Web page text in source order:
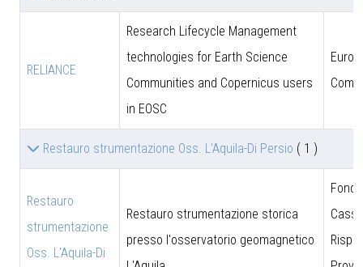
RELIANCE
Research Lifecycle Management
technologies for Earth Science
Communities and Copernicus users
in EOSC
Restauro strumentazione Oss. L'Aquila-Di Persio ( 1 )
Restauro
strumentazione
Oss. L'Aquila-Di
Restauro strumentazione storica
presso l'osservatorio geomagnetico